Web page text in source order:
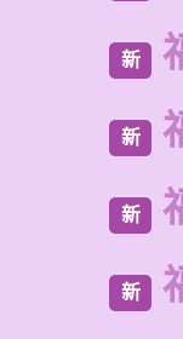
新
新
新
新